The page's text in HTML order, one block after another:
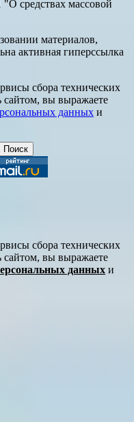
средствах массовой
материалов,
активная гиперссылка
сбора технических
сайтом, вы выражаете
данных и
сбора технических
сайтом, вы выражаете
данных и